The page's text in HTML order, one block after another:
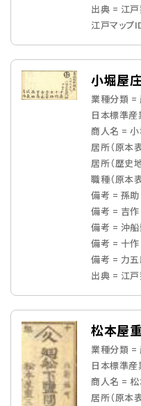
出典 = 江
江戸マップ
小堀屋庄
業種分類 =
日本標準
商人名 =
居所（原本
居所（歴史
職種（原本
備考 = 孫助
備考 = 吉作
備考 = 沖
備考 = 十作
備考 = 力
出典 = 江
松本屋
業種分類 =
日本標準
商人名 =
居所（原本